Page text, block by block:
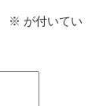
※ が付いてい